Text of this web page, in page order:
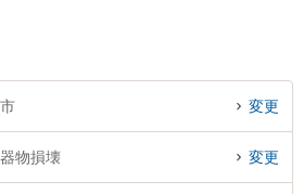
変更
物損壊 変更